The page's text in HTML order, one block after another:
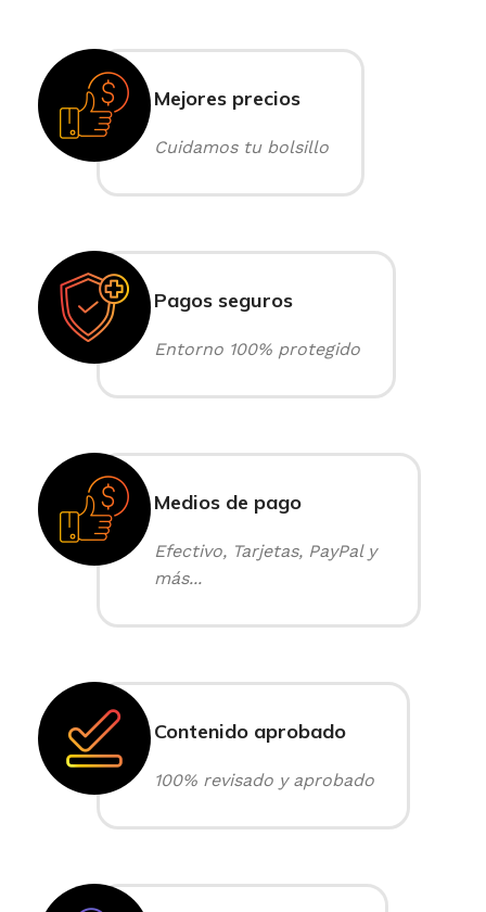
Mejores precios
Cuidamos tu bolsillo
Pagos seguros
Entorno 100% protegido
Medios de pago
Efectivo, Tarjetas, PayPal y
más...
Contenido aprobado
100% revisado y aprobado